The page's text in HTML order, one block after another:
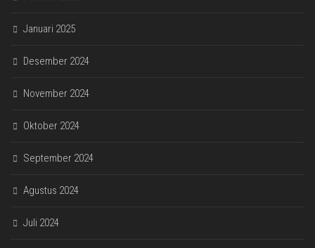
Januari 2025
Desember 2024
November 2024
Oktober 2024
September 2024
Agustus 2024
Juli 2024